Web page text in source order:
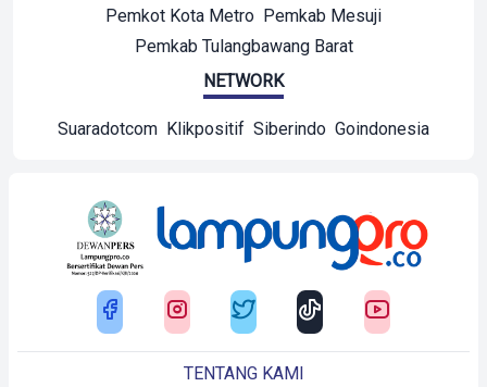
Pemkot Kota Metro Pemkab Mesuji
Pemkab Tulangbawang Barat
NETWORK
Suaradotcom Klikpositif Siberindo Goindonesia
TENTANG KAMI